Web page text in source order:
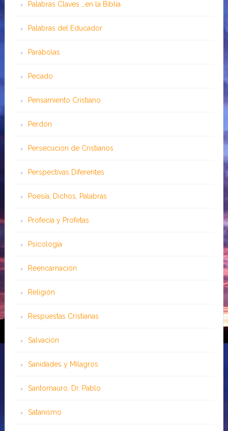
Palabras Claves …en la Biblia
Palabras del Educador
Parábolas
Pecado
Pensamiento Cristiano
Perdón
Persecución de Cristianos
Perspectivas Diferentes
Poesía, Dichos, Palabras
Profecía y Profetas
Psicología
Reencarnación
Religión
Respuestas Cristianas
Salvación
Sanidades y Milagros
Santomauro, Dr. Pablo
Satanismo